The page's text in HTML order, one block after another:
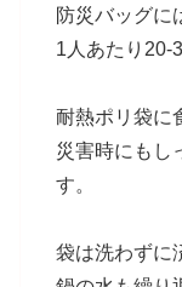
防災バッグに
1人あたり20-
耐熱ポリ袋に
災害時にもし
す。
袋は洗わずに